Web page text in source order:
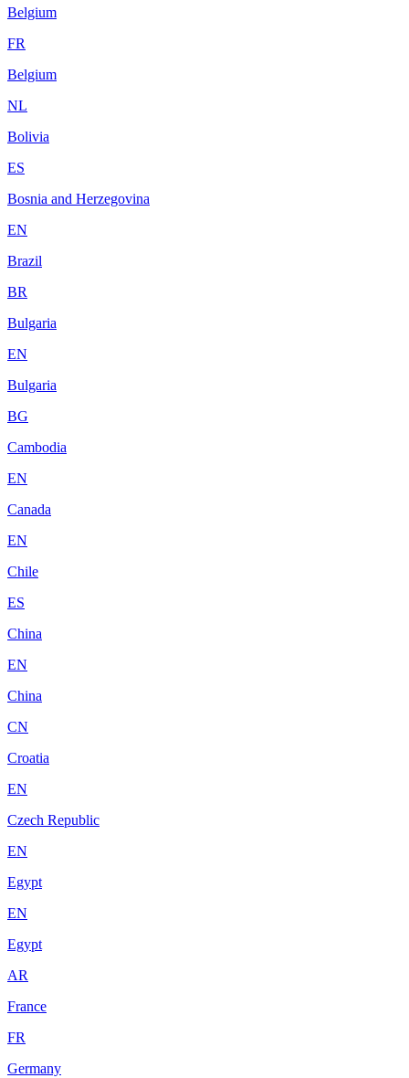
Belgium
FR
Belgium
NL
Bolivia
ES
Bosnia and Herzegovina
EN
Brazil
BR
Bulgaria
EN
Bulgaria
BG
Cambodia
EN
Canada
EN
Chile
ES
China
EN
China
CN
Croatia
EN
Czech Republic
EN
Egypt
EN
Egypt
AR
France
FR
Germany